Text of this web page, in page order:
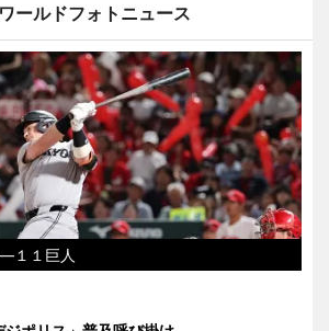
ワールドフォトニュース
１１巨人